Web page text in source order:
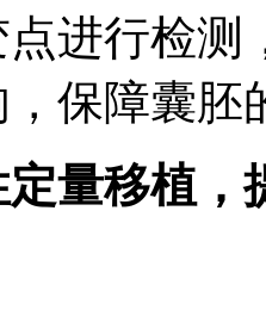
进行检测
保障囊胚
量移植，